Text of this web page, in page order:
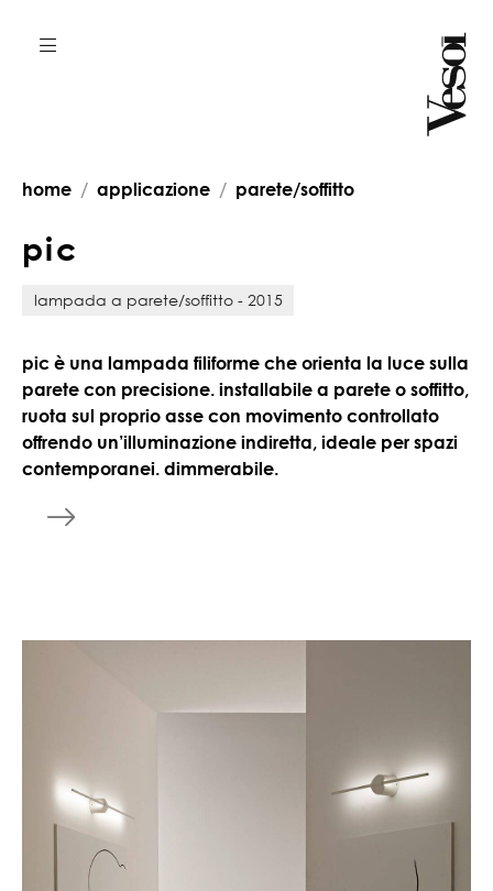
home applicazione parete/soffitto
pic
lampada a parete/soffitto - 2015
pic è una lampada filiforme che orienta la luce sulla
parete con precisione. installabile a parete o soffitto,
ruota sul proprio asse con movimento controllato
offrendo un’illuminazione indiretta, ideale per spazi
contemporanei. dimmerabile.